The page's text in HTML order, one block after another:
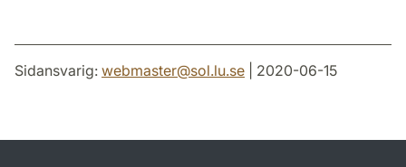
Sidansvarig: webmaster@sol.lu.se | 2020-06-15